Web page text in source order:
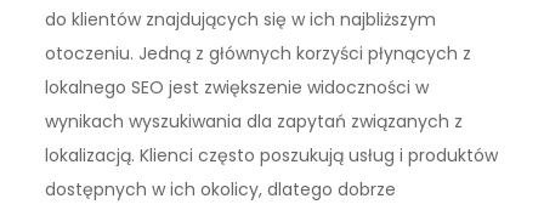
do klientów znajdujących się w ich najbliższym
otoczeniu. Jedną z głównych korzyści płynących z
lokalnego SEO jest zwiększenie widoczności w
wynikach wyszukiwania dla zapytań związanych z
lokalizacją. Klienci często poszukują usług i produktów
dostępnych w ich okolicy, dlatego dobrze